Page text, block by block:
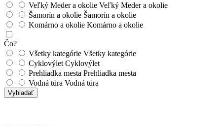
Veľký Meder a okolie Veľký Meder a okolie
Šamorín a okolie Šamorín a okolie
Komárno a okolie Komárno a okolie
Čo?
Všetky kategórie Všetky kategórie
Cyklovýlet Cyklovýlet
Prehliadka mesta Prehliadka mesta
Vodná túra Vodná túra
Vyhladať